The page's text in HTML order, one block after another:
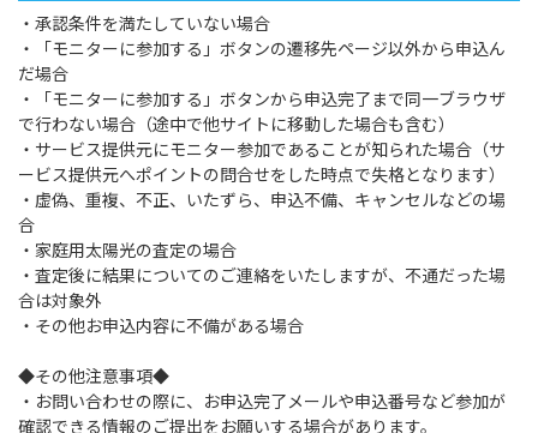
・承認条件を満たしていない場合
・「モニターに参加する」ボタンの遷移先ページ以外から申込ん
だ場合
・「モニターに参加する」ボタンから申込完了まで同一ブラウザ
で行わない場合（途中で他サイトに移動した場合も含む）
・サービス提供元にモニター参加であることが知られた場合（サ
ービス提供元へポイントの問合せをした時点で失格となります）
・虚偽、重複、不正、いたずら、申込不備、キャンセルなどの場
合
・家庭用太陽光の査定の場合
・査定後に結果についてのご連絡をいたしますが、不通だった場
合は対象外
・その他お申込内容に不備がある場合
◆その他注意事項◆
・お問い合わせの際に、お申込完了メールや申込番号など参加が
確認できる情報のご提出をお願いする場合があります。